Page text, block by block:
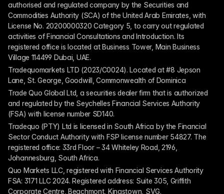
authorised and regulated company by the Securities and
Commodities Authority (SCA) of the United Arab Emirates, with
License No. 20200000320 Category 5, to carry out regulated
activities of Financial Consultations and Introduction. Its
registered office is located at Business Tower, Main Business
Village 114499 Dubai, UAE.
Tradequomarkets LTD (2023/C0024). Located at #8 Jepson
Lane, St. George, Goodwill, Commonwealth of Dominica
Trade Quo Global Ltd, a securities dealer firm that is authorized
and regulated by the Seychelles Financial Services Authority
(FSA) with license number SD140.
Tradequo (PTY) Ltd is licensed in South Africa by the Financial
Sector Conduct Authority with FSP license number 54827. The
registered office: 33rd Floor – 34 Whiteley Road, 2196,
Johannesburg, South Africa.
Quo Markets LLC, registered with Financial Services Authority
FSA: 3171 LLC 2024. Registered address: Suite 305, Griffith
Corporate Centre, Beachmont, Kingstown, SVG.